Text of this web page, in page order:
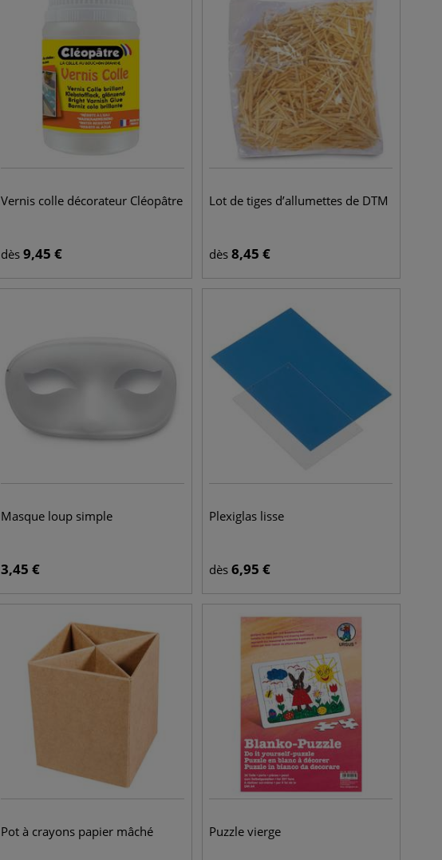
Vernis colle décorateur Cléopâtre
dès 9,45 €
Lot de tiges d’allumettes de DTM
dès 8,45 €
Masque loup simple
3,45 €
Plexiglas lisse
dès 6,95 €
Pot à crayons papier mâché Puzzle vierge